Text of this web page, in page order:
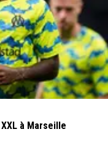
à Marseille